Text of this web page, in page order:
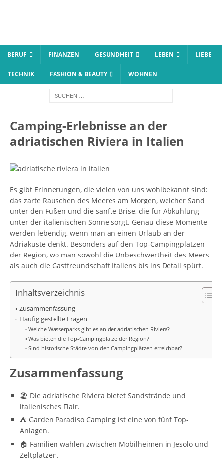
BERUF FINANZEN GESUNDHEIT LEBEN LIEBE
TECHNIK FASHION & BEAUTY WOHNEN
Camping-Erlebnisse an der
adriatischen Riviera in Italien
Es gibt Erinnerungen, die vielen von uns wohlbekannt sind:
das zarte Rauschen des Meeres am Morgen, weicher Sand
unter den Füßen und die sanfte Brise, die für Abkühlung
unter der italienischen Sonne sorgt. Genau diese Momente
werden lebendig, wenn man an einen Urlaub an der
Adriaküste denkt. Besonders auf den Top-Campingplätzen
der Region, wo man sowohl die Unbeschwertheit des Meers
als auch die Gastfreundschaft Italiens bis ins Detail spürt.
Inhaltsverzeichnis
Zusammenfassung
Häufig gestellte Fragen
Welche Wasserparks gibt es an der adriatischen Riviera?
Was bieten die Top-Campingplätze der Region?
Sind historische Städte von den Campingplätzen erreichbar?
Zusammenfassung
🏖️ Die adriatische Riviera bietet Sandstrände und
italienisches Flair.
⛺ Garden Paradiso Camping ist eine von fünf Top-
Anlagen.
🏠 Familien wählen zwischen Mobilheimen in Jesolo und
Zeltplätzen.